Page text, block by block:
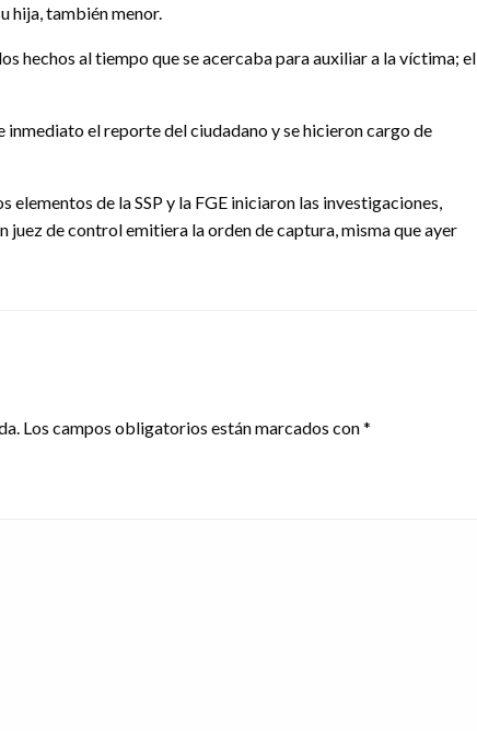
hija, también menor.
hechos al tiempo que se acercaba para auxiliar a la víctima; el
el reporte del ciudadano y se hicieron cargo de
de la SSP y la FGE iniciaron las investigaciones,
juez de control emitiera la orden de captura, misma que ayer
Los campos obligatorios están marcados con*